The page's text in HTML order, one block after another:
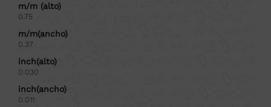
m/m (alto)
0.75
m/m(ancho)
0.37
inch(alto)
0.030
inch(ancho)
0.011